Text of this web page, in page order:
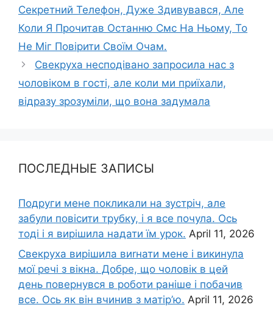
Секретний Телефон, Дуже Здивувався, Але
Коли Я Прочитав Останню Смс На Ньому, То
Не Міг Повірити Своїм Очам.
Свекруха несподівано запросила нас з
чоловіком в гості, але коли ми приїхали,
відразу зрозуміли, що вона задумала
ПОСЛЕДНЫЕ ЗАПИСЫ
Подруги мене покликали на зустріч, але
забули повісити трубку, і я все почула. Ось
тоді і я вирішила надати їм урок. April 11, 2026
Свекруха вирішила виrнати мене і викинула
мої речі з вікна. Добре, що чоловік в цей
день повернувся в роботи раніше і побачив
все. Ось як він вчинив з матір’ю. April 11, 2026